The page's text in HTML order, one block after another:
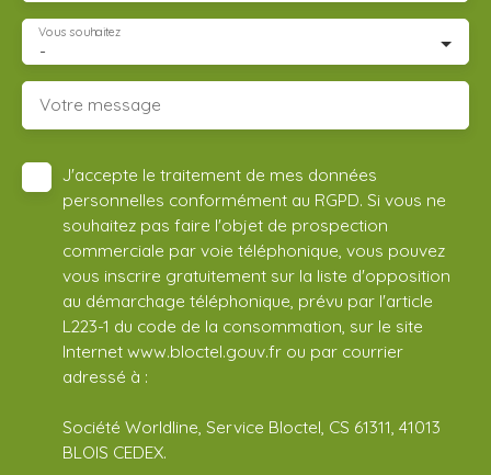
-
Vous souhaitez
Votre message
J'accepte le traitement de mes données
personnelles conformément au RGPD. Si vous ne
souhaitez pas faire l'objet de prospection
commerciale par voie téléphonique, vous pouvez
vous inscrire gratuitement sur la liste d'opposition
au démarchage téléphonique, prévu par l'article
L223-1 du code de la consommation, sur le site
Internet www.bloctel.gouv.fr ou par courrier
adressé à :
Société Worldline, Service Bloctel, CS 61311, 41013
BLOIS CEDEX.